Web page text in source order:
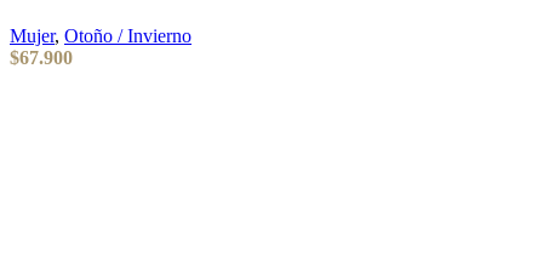
Mujer, Otoño / Invierno
$67.900